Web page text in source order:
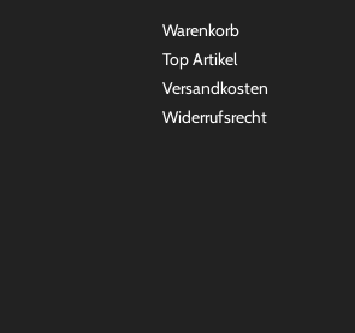
Warenkorb
Top Artikel
Versandkosten
Widerrufsrecht